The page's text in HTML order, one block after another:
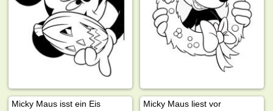
Micky Maus isst ein Eis Micky Maus liest vor